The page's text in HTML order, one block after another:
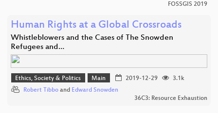
FOSSGIS 2019
Human Rights at a Global Crossroads
Whistleblowers and the Cases of The Snowden
Refugees and…
Ethics, Society & Politics Main 2019-12-29
3.1k
Robert Tibbo and Edward Snowden
36C3: Resource Exhaustion